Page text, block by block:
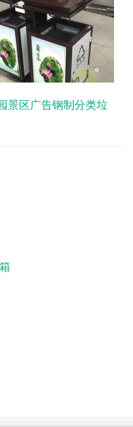
景区广告钢制分类垃